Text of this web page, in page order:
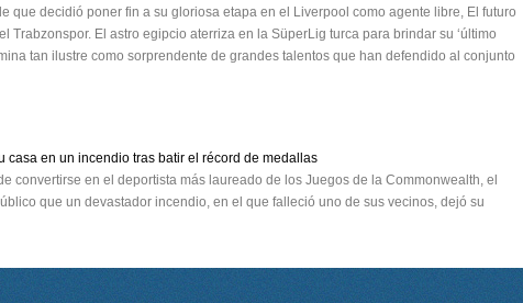
que decidió poner fin a su gloriosa etapa en el Liverpool como agente libre, El futuro
Trabzonspor. El astro egipcio aterriza en la SüperLig turca para brindar su ‘último
tan ilustre como sorprendente de grandes talentos que han defendido al conjunto
casa en un incendio tras batir el récord de medallas
convertirse en el deportista más laureado de los Juegos de la Commonwealth, el
que un devastador incendio, en el que falleció uno de sus vecinos, dejó su